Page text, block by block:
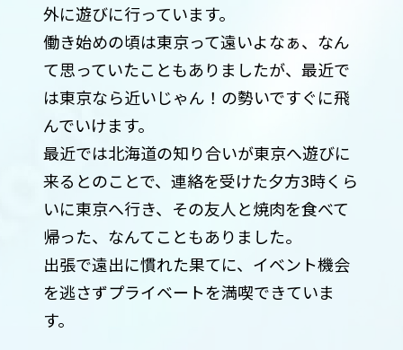
外に遊びに行っています。
働き始めの頃は東京って遠いよなぁ、なん
て思っていたこともありましたが、最近で
は東京なら近いじゃん！の勢いですぐに飛
んでいけます。
最近では北海道の知り合いが東京へ遊びに
来るとのことで、連絡を受けた夕方3時くら
いに東京へ行き、その友人と焼肉を食べて
帰った、なんてこともありました。
出張で遠出に慣れた果てに、イベント機会
を逃さずプライベートを満喫できていま
す。